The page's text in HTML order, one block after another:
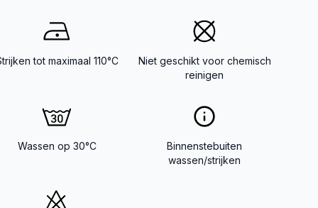
tot maximaal 110°C
Niet geschikt voor chemisch
reinigen
Wassen op 30°C
Binnenstebuiten
wassen/strijken